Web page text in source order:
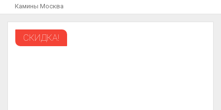
Камины Москва
СКИДКА!